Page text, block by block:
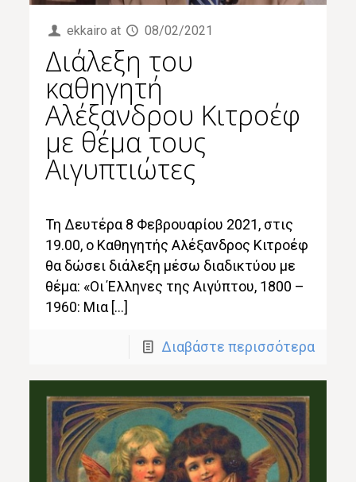
ekkairo at 08/02/2021
Διάλεξη του
καθηγητή
Αλέξανδρου Κιτροέφ
με θέμα τους
Αιγυπτιώτες
Τη Δευτέρα 8 Φεβρουαρίου 2021, στις
19.00, ο Καθηγητής Αλέξανδρος Κιτροέφ
θα δώσει διάλεξη μέσω διαδικτύου με
θέμα: «Οι Έλληνες της Αιγύπτου, 1800 –
1960: Μια […]
Διαβάστε περισσότερα